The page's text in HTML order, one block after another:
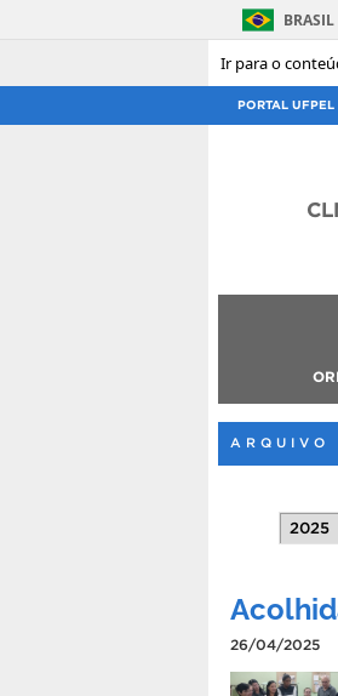
Ir para o
BRASIL
PORTAL UFPEL
26/04/2025